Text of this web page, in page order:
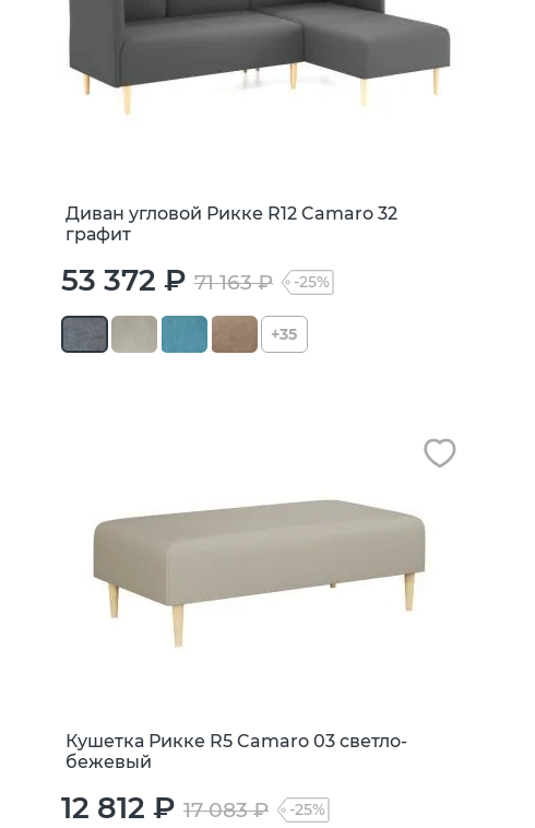
Диван угловой Рикке R12 Camaro 32
графит
53 372 ₽ 71 163 ₽ -25%
+35
Кушетка Рикке R5 Camaro 03 светло-
бежевый
12 812 ₽ 17 083 ₽ -25%